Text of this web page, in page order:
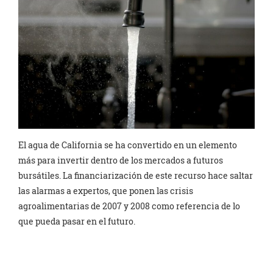
El agua de California se ha convertido en un elemento
más para invertir dentro de los mercados a futuros
bursátiles. La financiarización de este recurso hace saltar
las alarmas a expertos, que ponen las crisis
agroalimentarias de 2007 y 2008 como referencia de lo
que pueda pasar en el futuro.